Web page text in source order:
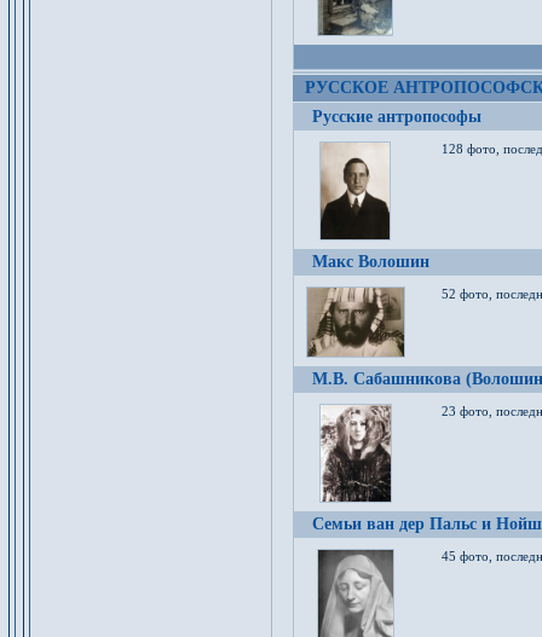
РУССКОЕ
Русские антропософы
128 фото,
Макс Волошин
52 фото,
М.В. Сабашникова
23 фото,
Семьи ван дер Пальс и
45 фото,